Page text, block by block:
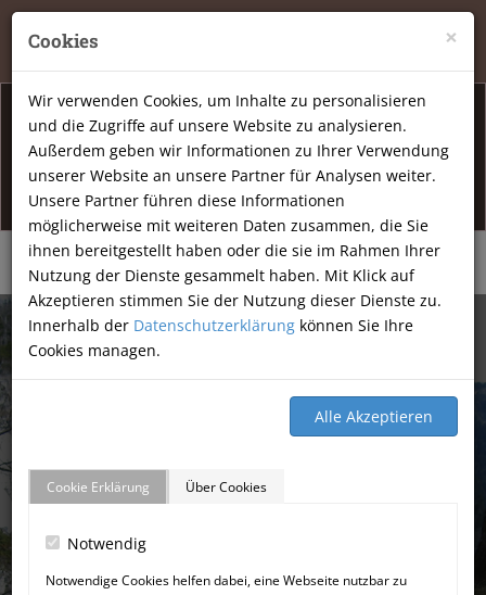
×
Cookies
Wir verwenden Cookies, um Inhalte zu personalisieren
und die Zugriffe auf unsere Website zu analysieren.
Außerdem geben wir Informationen zu Ihrer Verwendung
unserer Website an unsere Partner für Analysen weiter.
Unsere Partner führen diese Informationen
möglicherweise mit weiteren Daten zusammen, die Sie
ihnen bereitgestellt haben oder die sie im Rahmen Ihrer
Nutzung der Dienste gesammelt haben. Mit Klick auf
Akzeptieren stimmen Sie der Nutzung dieser Dienste zu.
Innerhalb der Datenschutzerklärung können Sie Ihre
Cookies managen.
Cookie Erklärung Über Cookies
Notwendig
Notwendige Cookies helfen dabei, eine Webseite nutzbar zu
|
07134-9177806
Info Öffnunsgzeiten
Am Freitag den 07.08.2026 haben wir geschlossen.
GÄSTEBUCH